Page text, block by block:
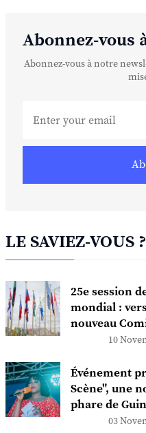
Abonnez-vous
Abonnez-vous à notre
LE SAVIEZ-VOUS ?
25e session
mondial :
nouveau
10
Événement
Scène", une
phare de
03